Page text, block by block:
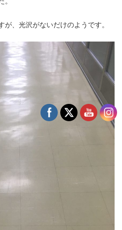
が、光沢がないだけのようです。